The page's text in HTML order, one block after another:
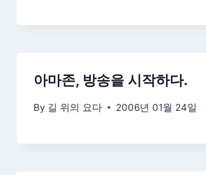
아마존, 방송을 시작하다.
By 길 위의 요다 2006년 01월 24일